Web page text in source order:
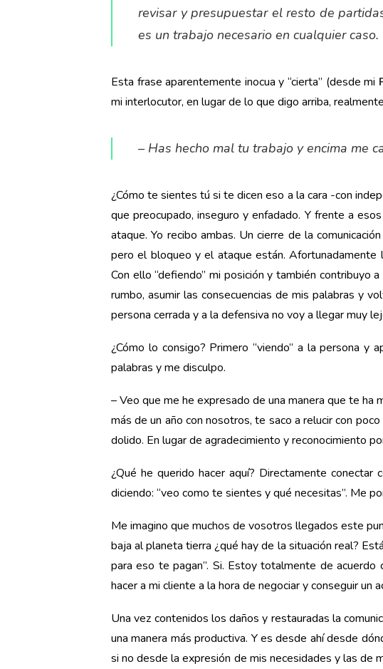
revisar y presupuestar el resto de
es un trabajo necesario en cualquier caso.
Esta frase aparentemente inocua y “cierta” (desde mi
mi interlocutor, en lugar de lo que digo arriba,
– Has hecho mal tu trabajo y encima me
¿Cómo te sientes tú si te dicen eso a la cara -con
que preocupado, inseguro y enfadado. Y frente a
ataque. Yo recibo ambas. Un cierre de la
pero el bloqueo y el ataque están. Afortunadamente
Con ello “defiendo” mi posición y también contribuyo
rumbo, asumir las consecuencias de mis palabras y
persona cerrada y a la defensiva no voy a llegar muy
¿Cómo lo consigo? Primero “viendo” a la persona y
palabras y me disculpo.
– Veo que me he expresado de una manera que te
más de un año con nosotros, te saco a relucir con
dolido. En lugar de agradecimiento y reconocimiento
¿Qué he querido hacer aquí? Directamente
diciendo: “veo como te sientes y qué necesitas”. Me
Me imagino que muchos de vosotros llegados este
baja al planeta tierra ¿qué hay de la situación real?
para eso te pagan”. Si. Estoy totalmente de
hacer a mi cliente a la hora de negociar y conseguir
Una vez contenidos los daños y restauradas la
una manera más productiva. Y es desde ahí desde
si no desde la expresión de mis necesidades y las de